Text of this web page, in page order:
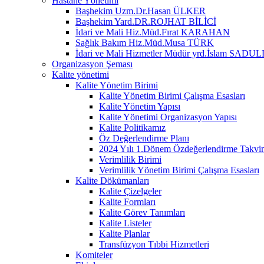
Başhekim Uzm.Dr.Hasan ÜLKER
Başhekim Yard.DR.ROJHAT BİLİCİ
İdari ve Mali Hiz.Müd.Fırat KARAHAN
Sağlık Bakım Hiz.Müd.Musa TÜRK
İdari ve Mali Hizmetler Müdür yrd.İslam
Organizasyon Şeması
Kalite yönetimi
Kalite Yönetim Birimi
Kalite Yönetim Birimi Çalışma Esasları
Kalite Yönetim Yapısı
Kalite Yönetimi Organizasyon Yapısı
Kalite Politikamız
Öz Değerlendirme Planı
2024 Yılı 1.Dönem Özdeğerlendirme
Verimlilik Birimi
Verimlilik Yönetim Birimi Çalışma Esasları
Kalite Dökümanları
Kalite Çizelgeler
Kalite Formları
Kalite Görev Tanımları
Kalite Listeler
Kalite Planlar
Transfüzyon Tıbbi Hizmetleri
Komiteler